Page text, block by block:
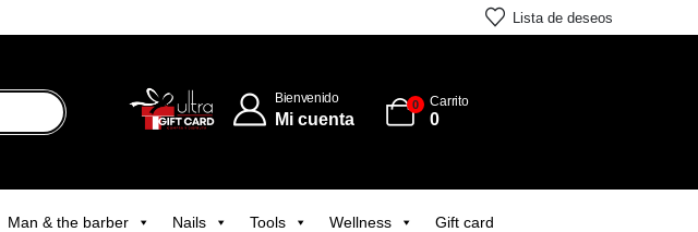
Lista de deseos
Bienvenido
Mi cuenta
0 Carrito
0
Man & the barber Nails Tools Wellness Gift card